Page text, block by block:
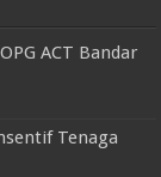
ACT Bandar
Tenaga